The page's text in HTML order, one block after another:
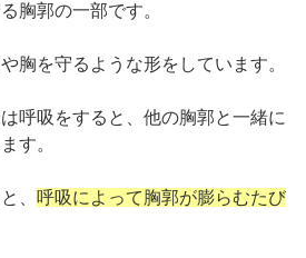
胸郭の一部です。
胸を守るような形をしています。
呼吸をすると、他の胸郭と一緒に
す。
、 呼吸によって胸郭が膨らむたび